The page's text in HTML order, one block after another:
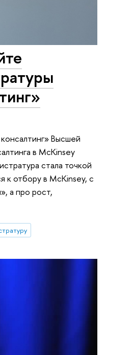
Высшей
в McKinsey
стала точкой
к отбору в McKinsey, с
а про рост,